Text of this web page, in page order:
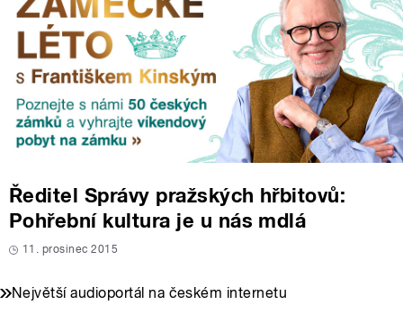
Ředitel Správy pražských hřbitovů:
Pohřební kultura je u nás mdlá
11. prosinec 2015
Největší audioportál na českém internetu